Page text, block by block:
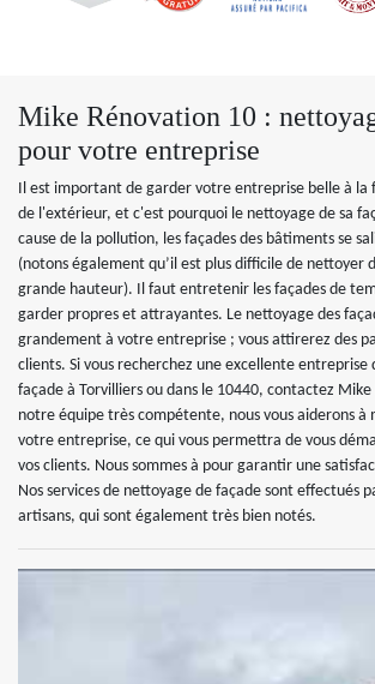
Mike Rénovation 10 :
pour votre entreprise
Il est important de garder votre entreprise belle à la
de l'extérieur, et c'est pourquoi le nettoyage de sa
cause de la pollution, les façades des bâtiments se
(notons également qu’il est plus difficile de nettoyer
grande hauteur). Il faut entretenir les façades de
garder propres et attrayantes. Le nettoyage des
grandement à votre entreprise ; vous attirerez des
clients. Si vous recherchez une excellente entreprise
façade à Torvilliers ou dans le 10440, contactez
notre équipe très compétente, nous vous aiderons à
votre entreprise, ce qui vous permettra de vous
vos clients. Nous sommes à pour garantir une
Nos services de nettoyage de façade sont effectués
artisans, qui sont également très bien notés.